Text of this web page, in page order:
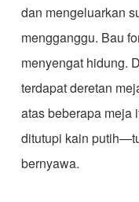
dan mengeluarkan
mengganggu. Bau
menyengat hidung.
terdapat deretan
atas beberapa meja
ditutupi kain
bernyawa.